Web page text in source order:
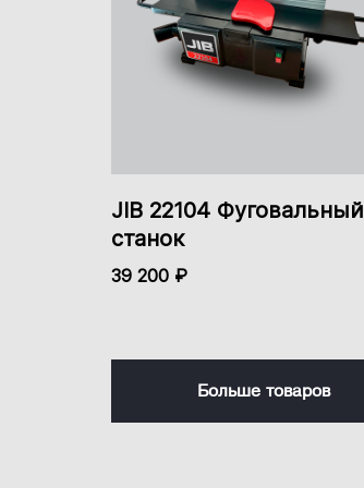
JIB 22104 Фуговальный
станок
39 200 ₽
Больше товаров